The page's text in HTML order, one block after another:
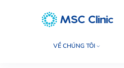
VỀ CHÚNG TÔI